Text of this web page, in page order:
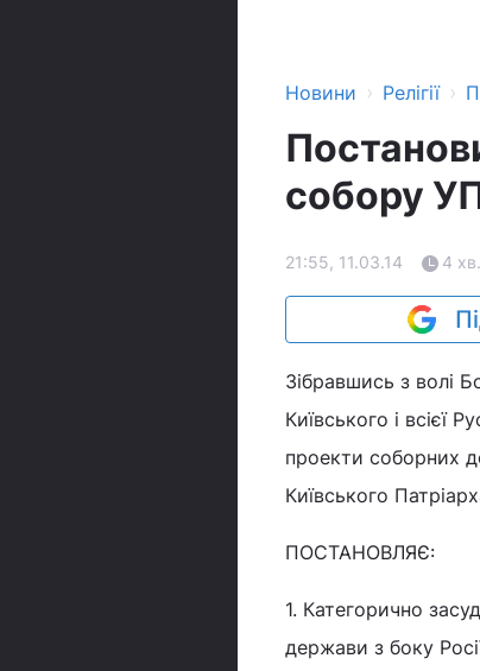
Новини › Релігії ›
собору
21:55, 11.03.14 4 хв.
Зібравшись з волі
Київського і всієї
проекти соборних
Київського
ПОСТАНОВЛЯЄ:
1. Категорично
держави з боку